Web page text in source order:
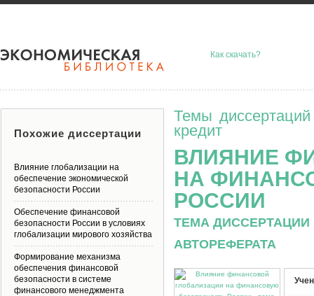
Как скачать?
Темы
кредит
ВЛИЯНИЕ
НА
РОССИИ
ТЕМА
АВТОРЕФЕРАТА
Похожие диссертации
Влияние глобализации на
обеспечение экономической
безопасности России
Обеспечение финансовой
безопасности России в условиях
глобализации мирового хозяйства
Формирование механизма
обеспечения финансовой
безопасности в системе
финансового менеджмента